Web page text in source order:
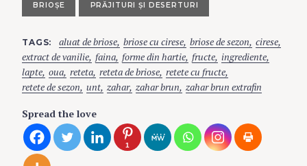
BRIOŞE PRĂJITURI ŞI DESERTURI
TAGS aluat de briose briose cu cirese briose de sezon cirese
extract de vanilie faina forme din hartie fructe ingrediente
lapte oua reteta reteta de briose retete cu fructe
retete de sezon unt zahar zahar brun zahar brun extrafin
Spread the love
1